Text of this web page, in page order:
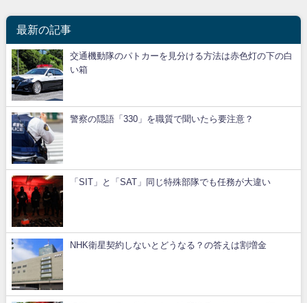
最新の記事
交通機動隊のパトカーを見分ける方法は赤色灯の下の白
い箱
警察の隠語「330」を職質で聞いたら要注意？
「SIT」と「SAT」同じ特殊部隊でも任務が大違い
NHK衛星契約しないとどうなる？の答えは割増金